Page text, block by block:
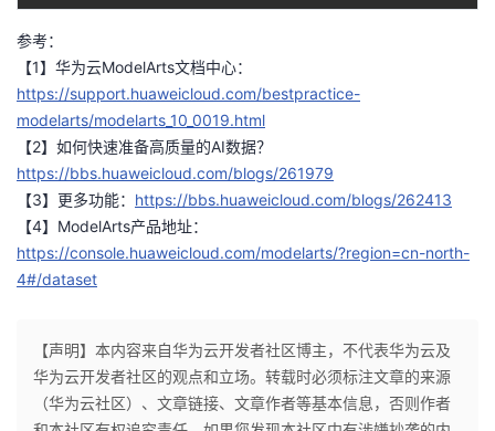
参考：
【1】华为云ModelArts文档中心：
https://support.huaweicloud.com/bestpractice-
modelarts/modelarts_10_0019.html
【2】如何快速准备高质量的AI数据？
https://bbs.huaweicloud.com/blogs/261979
【3】更多功能： https://bbs.huaweicloud.com/blogs/262413
【4】ModelArts产品地址：
https://console.huaweicloud.com/modelarts/?region=cn-north-
4#/dataset
【声明】本内容来自华为云开发者社区博主，不代表华为云及
华为云开发者社区的观点和立场。转载时必须标注文章的来源
（华为云社区）、文章链接、文章作者等基本信息，否则作者